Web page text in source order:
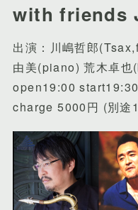
with friends
出演：川嶋哲郎
由美(piano) 荒木卓也
open19:00 start19:30
charge 5000円 (別途